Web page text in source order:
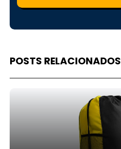
POSTS RELACIONADOS